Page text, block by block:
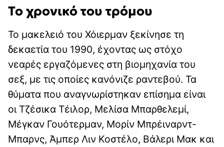
Το χρονικό του τρόμου
Το μακελειό του Χόιερμαν ξεκίνησε τη
δεκαετία του 1990, έχοντας ως στόχο
νεαρές εργαζόμενες στη βιομηχανία του
σεξ, με τις οποίες κανόνιζε ραντεβού. Τα
θύματα που αναγνωρίστηκαν επίσημα είναι
οι Τζέσικα Τέιλορ, Μελίσα Μπαρθελεμί,
Μέγκαν Γουότερμαν, Μορίν Μπρέιναρντ-
Μπαρνς, Άμπερ Λιν Κοστέλο, Βάλερι Μακ και